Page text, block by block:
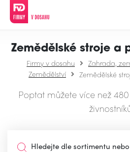
Zemědělské stroje a
Firmy v dosahu
Zahrada,
Zemědělství
Zemědělské
Poptat můžete více než
Hledejte dle sortimentu